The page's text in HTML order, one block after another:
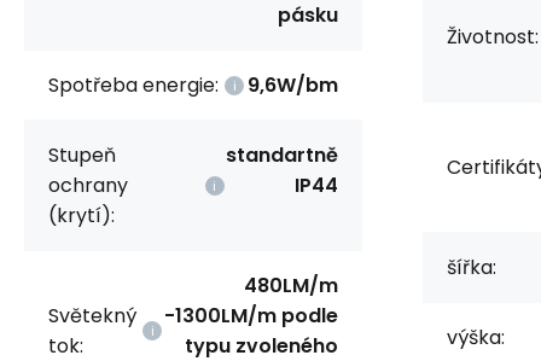
pásku
Spotřeba energie: 9,6W/bm
Stupeň
ochrany
(krytí):
standartně
IP44
Světekný
tok:
480LM/m
-1300LM/m podle
typu zvoleného
Životnost:
šířka:
výška: